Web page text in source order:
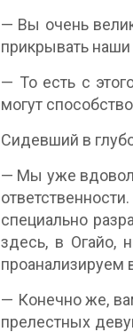
— Вы очень
прикрывать
— То есть с
могут
Сидевший в
— Мы уже
специально
здесь, в Огайо,
— Конечно же,
прелестных